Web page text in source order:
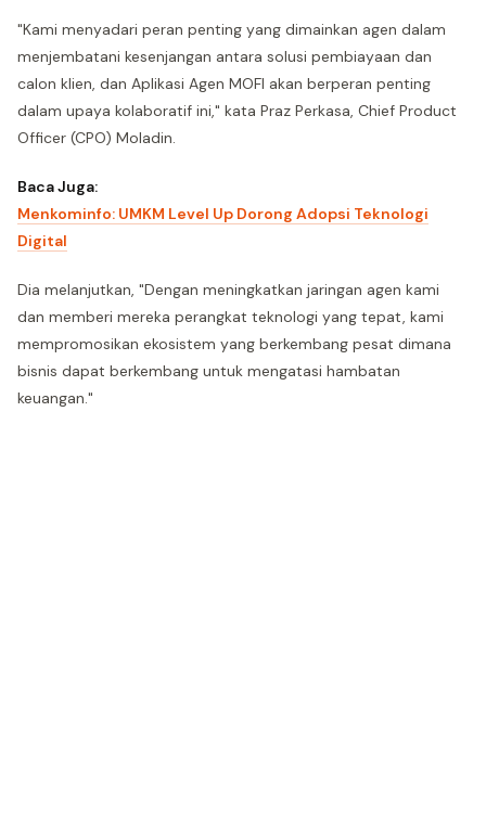
"Kami menyadari peran penting yang dimainkan agen dalam
menjembatani kesenjangan antara solusi pembiayaan dan
calon klien, dan Aplikasi Agen MOFI akan berperan penting
dalam upaya kolaboratif ini," kata Praz Perkasa, Chief Product
Officer (CPO) Moladin.
Baca Juga:
Menkominfo: UMKM Level Up Dorong Adopsi Teknologi
Digital
Dia melanjutkan, "Dengan meningkatkan jaringan agen kami
dan memberi mereka perangkat teknologi yang tepat, kami
mempromosikan ekosistem yang berkembang pesat dimana
bisnis dapat berkembang untuk mengatasi hambatan
keuangan."